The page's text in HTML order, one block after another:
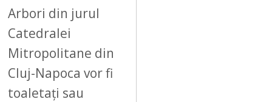
Arbori din jurul
Catedralei
Mitropolitane din
Cluj-Napoca vor fi
toaletați sau